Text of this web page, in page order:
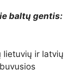
baltų gentis:
lietuvių ir latvių